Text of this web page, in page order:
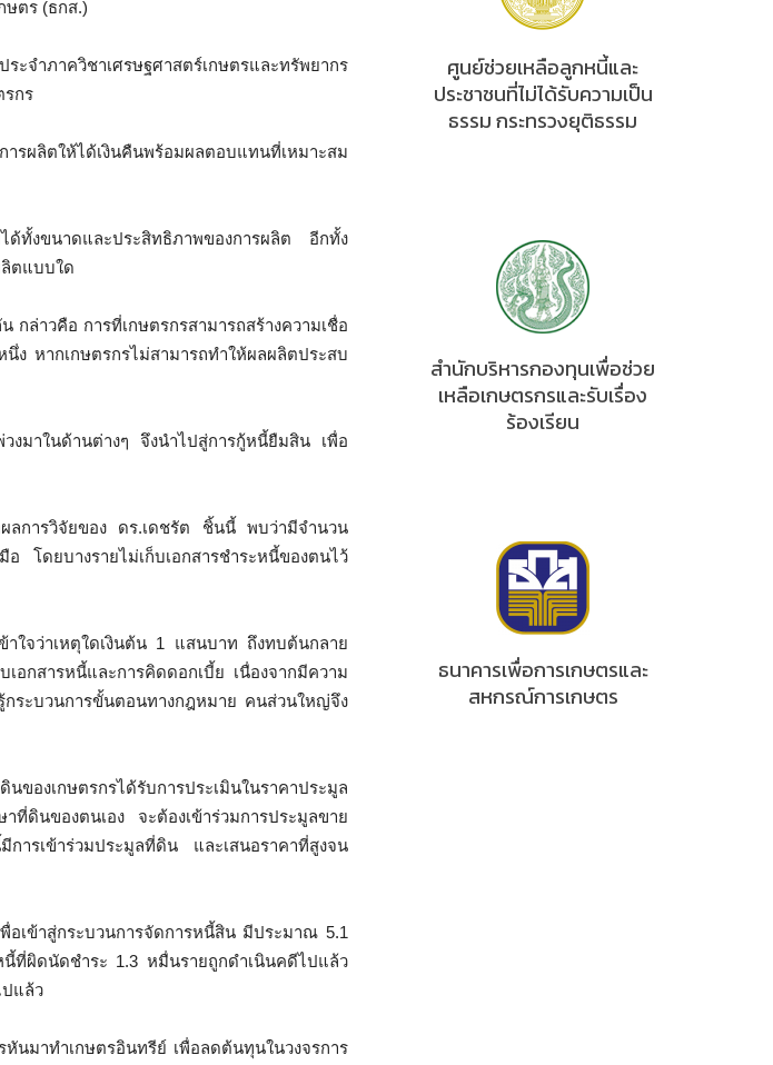
ษตร (ธกส.)
ะจำภาควิชาเศรษฐศาสตร์เกษตรและทรัพยากร
รกร
ารผลิตให้ได้เงินคืนพร้อมผลตอบแทนที่เหมาะสม
ด้ทั้งขนาดและประสิทธิภาพของการผลิต อีกทั้ง
ลิตแบบใด
ล่าวคือ การที่เกษตรกรสามารถสร้างความเชื่อ
หากเกษตรกรไม่สามารถทำให้ผลผลิตประสบ
งมาในด้านต่างๆ จึงนำไปสู่การกู้หนี้ยืมสิน เพื่อ
ผลการวิจัยของ ดร.เดชรัต ชิ้นนี้ พบว่ามีจำนวน
โดยบางรายไม่เก็บเอกสารชำระหนี้ของตนไว้
าใจว่าเหตุใดเงินต้น 1 แสนบาท ถึงทบต้นกลาย
อกสารหนี้และการคิดดอกเบี้ย เนื่องจากมีความ
กระบวนการขั้นตอนทางกฎหมาย คนส่วนใหญ่จึง
ของเกษตรกรได้รับการประเมินในราคาประมูล
ที่ดินของตนเอง จะต้องเข้าร่วมการประมูลขาย
ารเข้าร่วมประมูลที่ดิน และเสนอราคาที่สูงจน
อเข้าสู่กระบวนการจัดการหนี้สิน มีประมาณ 5.1
ที่ผิดนัดชำระ 1.3 หมื่นรายถูกดำเนินคดีไปแล้ว
ปแล้ว
นมาทำเกษตรอินทรีย์ เพื่อลดต้นทุนในวงจรการ
ศูนย์ช่วยเหลือลูกหนี้และ
ประชาชนที่ไม่ได้รับความเป็น
ธรรม กระทรวงยุติธรรม
สำนักบริหารกองทุนเพื่อช่วย
เหลือเกษตรกรและรับเรื่อง
ร้องเรียน
ธนาคารเพื่อการเกษตรและ
สหกรณ์การเกษตร